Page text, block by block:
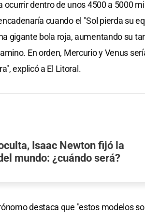
ocurrir dentro de unos 4500 a 5000
cuando el "Sol pierda su
gigante bola roja, aumentando su
En orden, Mercurio y Venus
explicó a El Litoral.
Isaac Newton fijó la
mundo: ¿cuándo será?
destaca que "estos modelos